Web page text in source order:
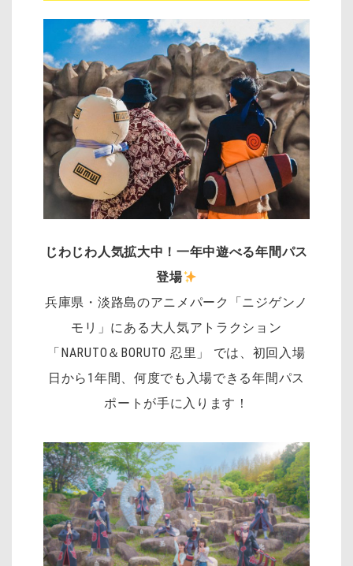
じわじわ人気拡大中！一年中遊べる年間パス
登場
兵庫県・淡路島のアニメパーク「ニジゲンノ
モリ」にある大人気アトラクション
「NARUTO＆BORUTO 忍里」 では、初回入場
日から1年間、何度でも入場できる年間パス
ポートが手に入ります！